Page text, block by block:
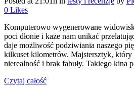
0 Likes
Komputerowo wygenerowane
poci dłonie i każe nam unikać
daje możliwość podziwiania naszego
kilkuset kilometrów. Majstersztyk, który
nierealność i brak fabuły. Takiego kina
Czytaj całość